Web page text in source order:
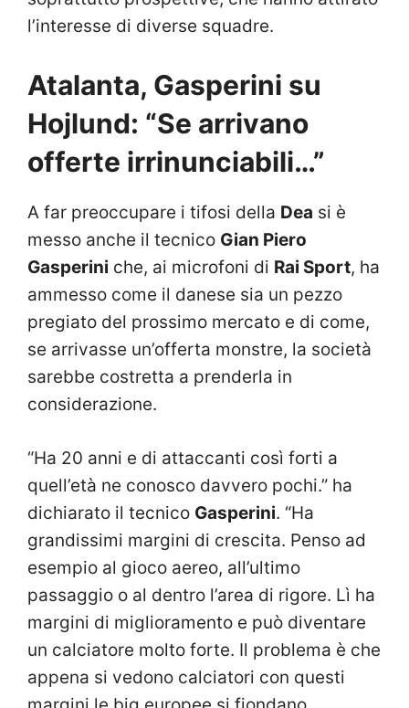
l’interesse di diverse squadre.
Atalanta, Gasperini su
Hojlund: “Se arrivano
offerte irrinunciabili…”
A far preoccupare i tifosi della Dea si è
messo anche il tecnico Gian Piero
Gasperini che, ai microfoni di Rai Sport, ha
ammesso come il danese sia un pezzo
pregiato del prossimo mercato e di come,
se arrivasse un’offerta monstre, la società
sarebbe costretta a prenderla in
considerazione.
“Ha 20 anni e di attaccanti così forti a
quell’età ne conosco davvero pochi.” ha
dichiarato il tecnico Gasperini. “Ha
grandissimi margini di crescita. Penso ad
esempio al gioco aereo, all’ultimo
passaggio o al dentro l’area di rigore. Lì ha
margini di miglioramento e può diventare
un calciatore molto forte. Il problema è che
appena si vedono calciatori con questi